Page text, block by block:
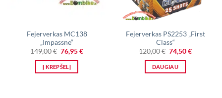
Fejerverkas MC138
„Impassne“
149,00€ Original
price
was:
149,00 €.
76,95€Current
Į KREPŠELĮ
Fejerverkas PS2253 „First
Class“
120,00€ Original
price
was:
120,00 €.
74,50€Current
DAUGIAU